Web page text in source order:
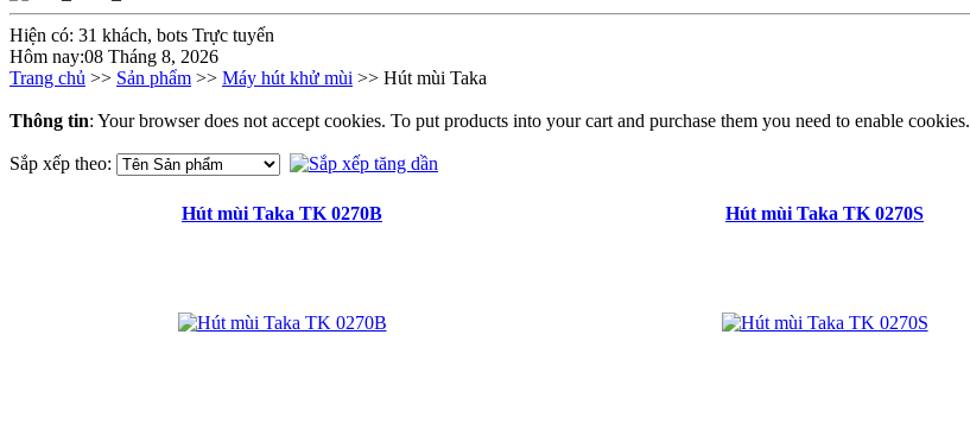
Hiện có: 31 khách, bots Trực tuyến
Hôm nay:08 Tháng 8, 2026
Trang chủ >> Sản phẩm >> Máy hút khử mùi >> Hút mùi Taka
Thông tin: Your browser does not accept cookies. To put products into your cart and purchase them you need to enable cookies.
Sắp xếp theo:
Hút mùi Taka TK 0270B Hút mùi Taka TK 0270S